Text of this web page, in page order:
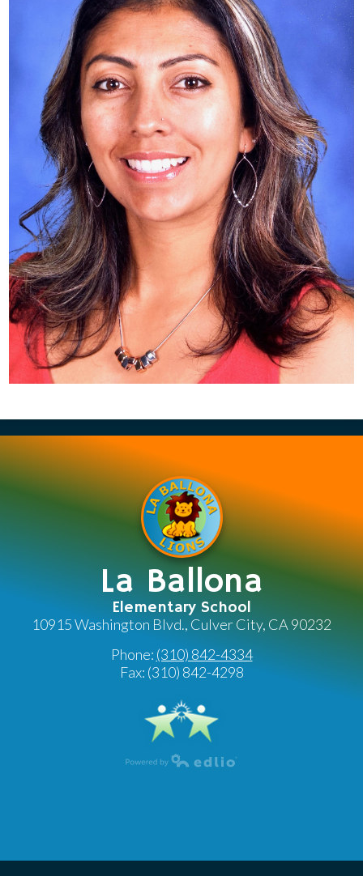
La Ballona
Elementary School
10915 Washington Blvd., Culver City, CA 90232
Phone: (310) 842-4334
Fax: (310) 842-4298